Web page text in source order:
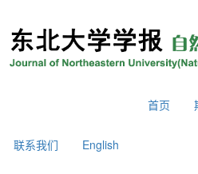
首页
联系我们 English